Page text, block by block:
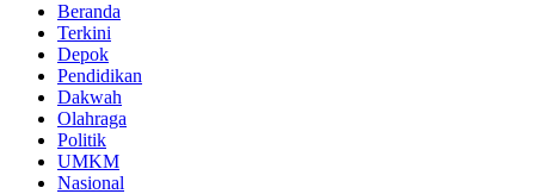
Beranda
Terkini
Depok
Pendidikan
Dakwah
Olahraga
Politik
UMKM
Nasional